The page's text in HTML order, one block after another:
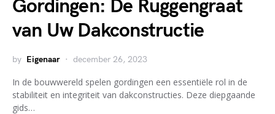
Gordingen: De Ruggengraat
van Uw Dakconstructie
by Eigenaar december 26, 2023
In de bouwwereld spelen gordingen een essentiële rol in de
stabiliteit en integriteit van dakconstructies. Deze diepgaande
gids…